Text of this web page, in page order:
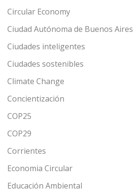
Circular Economy
Ciudad Autónoma de Buenos Aires
Ciudades inteligentes
Ciudades sostenibles
Climate Change
Concientización
COP25
COP29
Corrientes
Economia Circular
Educación Ambiental